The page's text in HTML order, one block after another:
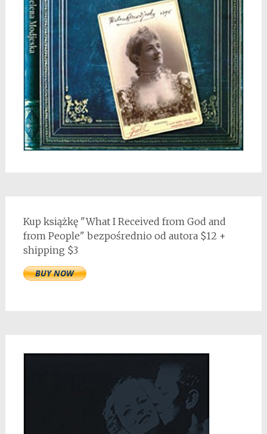
Kup książkę "What I Received from God and
from People" bezpośrednio od autora $12 +
shipping $3